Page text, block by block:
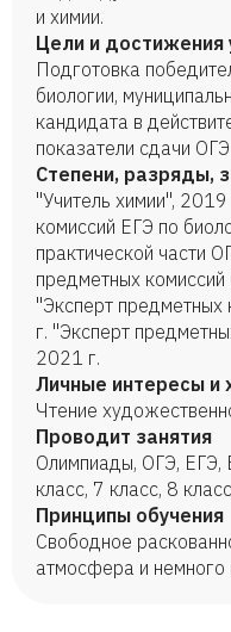
и химии.
Цели и достижения
Подготовка
биологии,
кандидата в
показатели сдачи
Степени, разряды,
"Учитель химии",
комиссий ЕГЭ по
практической части
предметных
"Эксперт
г. "Эксперт
2021 г.
Личные интересы и
Чтение
Проводит занятия
Олимпиады, ОГЭ, ЕГЭ,
класс, 7 класс, 8
Принципы обучения
Свободное
атмосфера и